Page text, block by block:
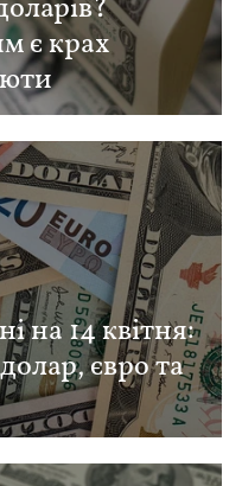
є крах
на 14 квітня:
євро та